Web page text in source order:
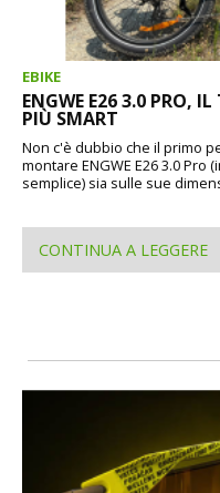
EBIKE
ENGWE E26 3.0 PRO, IL
PIÙ SMART
Non c'è dubbio che il primo
montare ENGWE E26 3.0
semplice) sia sulle sue
CONTINUA A LEGGERE